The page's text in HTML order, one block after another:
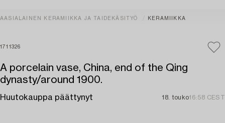
AASIALAINEN KERAMIIKKA JA TAIDEKÄSITYÖ KERAMIIKKA
1711326
A porcelain vase, China, end of the Qing
dynasty/around 1900.
Huutokauppa päättynyt 18. touko16:58 CEST